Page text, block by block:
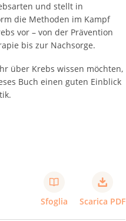
und stellt in
die Methoden im Kampf
vor – von der Prävention
bis zur Nachsorge.
über Krebs wissen möchten,
Buch einen guten Einblick
Sfoglia Scarica PDF